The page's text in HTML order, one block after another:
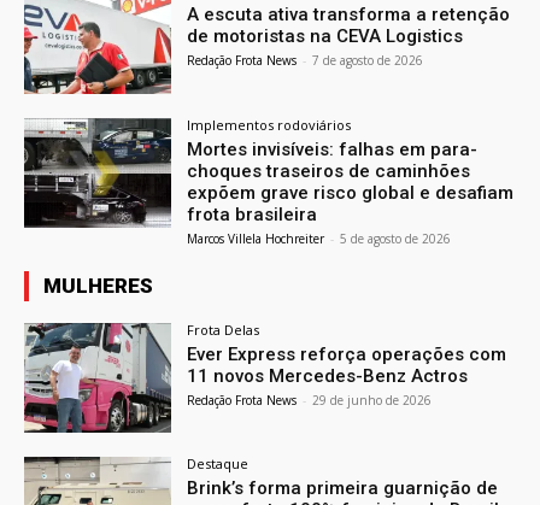
A escuta ativa transforma a retenção
de motoristas na CEVA Logistics
Redação Frota News - 7 de agosto de 2026
Implementos rodoviários
Mortes invisíveis: falhas em para-
choques traseiros de caminhões
expõem grave risco global e desafiam
frota brasileira
Marcos Villela Hochreiter - 5 de agosto de 2026
MULHERES
Frota Delas
Ever Express reforça operações com
11 novos Mercedes-Benz Actros
Redação Frota News - 29 de junho de 2026
Destaque
Brink’s forma primeira guarnição de